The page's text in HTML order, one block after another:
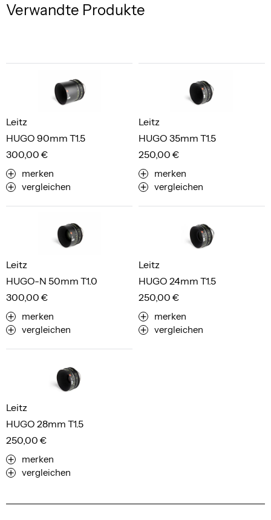
Verwandte Produkte
HUGO 90mm T1.5
Leitz
300,00 €
merken
vergleichen
HUGO 35mm T1.5
Leitz
250,00 €
merken
vergleichen
HUGO-N 50mm T1.0
Leitz
300,00 €
merken
vergleichen
HUGO 24mm T1.5
Leitz
250,00 €
merken
vergleichen
HUGO 28mm T1.5
Leitz
250,00 €
merken
vergleichen